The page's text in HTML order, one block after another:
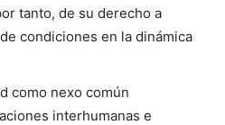
tanto, de su derecho a
condiciones en la dinámica
como nexo común
interhumanas e